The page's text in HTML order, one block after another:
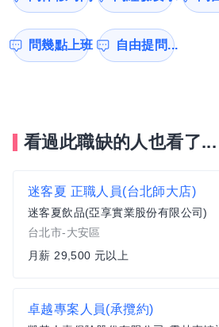
問幾點上班 自由提問...
看過此職缺的人也看了...
迷客夏 正職人員(台北師大店)
迷客夏飲品(亞享實業股份有限公司)
台北市-大安區
月薪 29,500 元以上
卓越專案人員(承攬約)